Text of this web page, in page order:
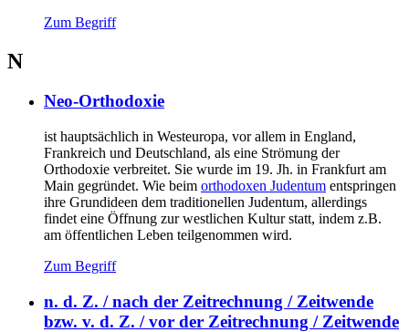
Zum Begriff
N
Neo-Orthodoxie
ist hauptsächlich in Westeuropa, vor allem in England,
Frankreich und Deutschland, als eine Strömung der
Orthodoxie verbreitet. Sie wurde im 19. Jh. in Frankfurt am
Main gegründet. Wie beim orthodoxen Judentum entspringen
ihre Grundideen dem traditionellen Judentum, allerdings
findet eine Öffnung zur westlichen Kultur statt, indem z.B.
am öffentlichen Leben teilgenommen wird.
Zum Begriff
n. d. Z. / nach der Zeitrechnung / Zeitwende
bzw. v. d. Z. / vor der Zeitrechnung / Zeitwende